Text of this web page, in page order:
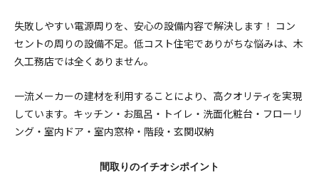
失敗しやすい電源周りを、安心の設備内容で解決します！ コン
セントの周りの設備不足。低コスト住宅でありがちな悩みは、木
久工務店では全くありません。
一流メーカーの建材を利用することにより、高クオリティを実現
しています。キッチン・お風呂・トイレ・洗面化粧台・フローリ
ング・室内ドア・室内窓枠・階段・玄関収納
間取りのイチオシポイント